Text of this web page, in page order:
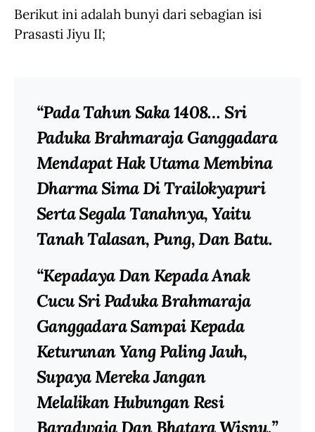
Berikut ini adalah bunyi dari sebagian isi
Prasasti Jiyu II;
“Pada Tahun Saka 1408… Sri
Paduka Brahmaraja Ganggadara
Mendapat Hak Utama Membina
Dharma Sima Di Trailokyapuri
Serta Segala Tanahnya, Yaitu
Tanah Talasan, Pung, Dan Batu.
“Kepadaya Dan Kepada Anak
Cucu Sri Paduka Brahmaraja
Ganggadara Sampai Kepada
Keturunan Yang Paling Jauh,
Supaya Mereka Jangan
Melalikan Hubungan Resi
Baradwaja Dan Bhatara Wisnu.”